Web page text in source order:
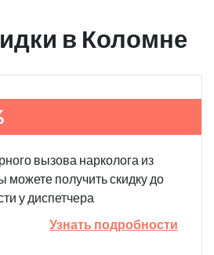
в Коломне
вызова нарколога из
можете получить скидку до
у диспетчера
Узнать подробности